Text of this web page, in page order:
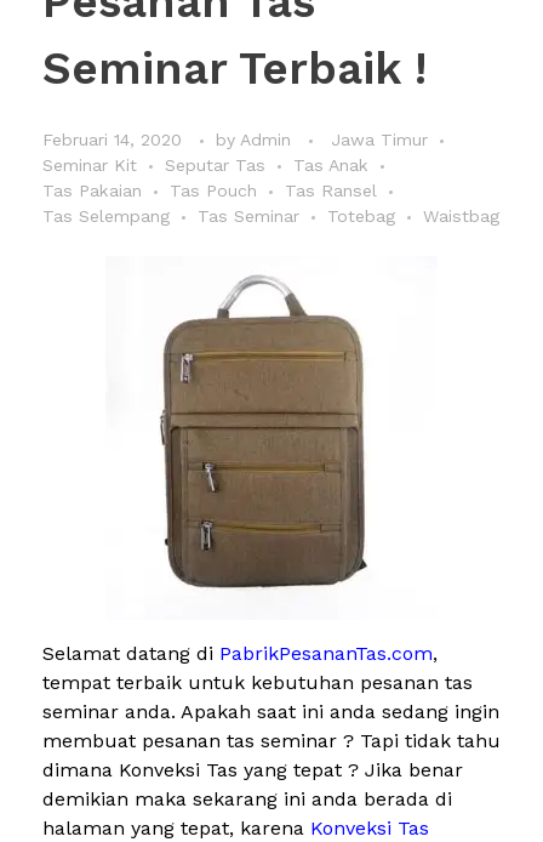
Seminar Terbaik !
Februari 14, 2020 by Admin
Jawa Timur
Seminar Kit
Seputar Tas
Tas Anak
Tas Pakaian
Tas Pouch
Tas Ransel
Tas Selempang
Tas Seminar Totebag Waistbag
Selamat datang di PabrikPesananTas.com,
tempat terbaik untuk kebutuhan pesanan tas
seminar anda. Apakah saat ini anda sedang ingin
membuat pesanan tas seminar ? Tapi tidak tahu
dimana Konveksi Tas yang tepat ? Jika benar
demikian maka sekarang ini anda berada di
halaman yang tepat, karena Konveksi Tas